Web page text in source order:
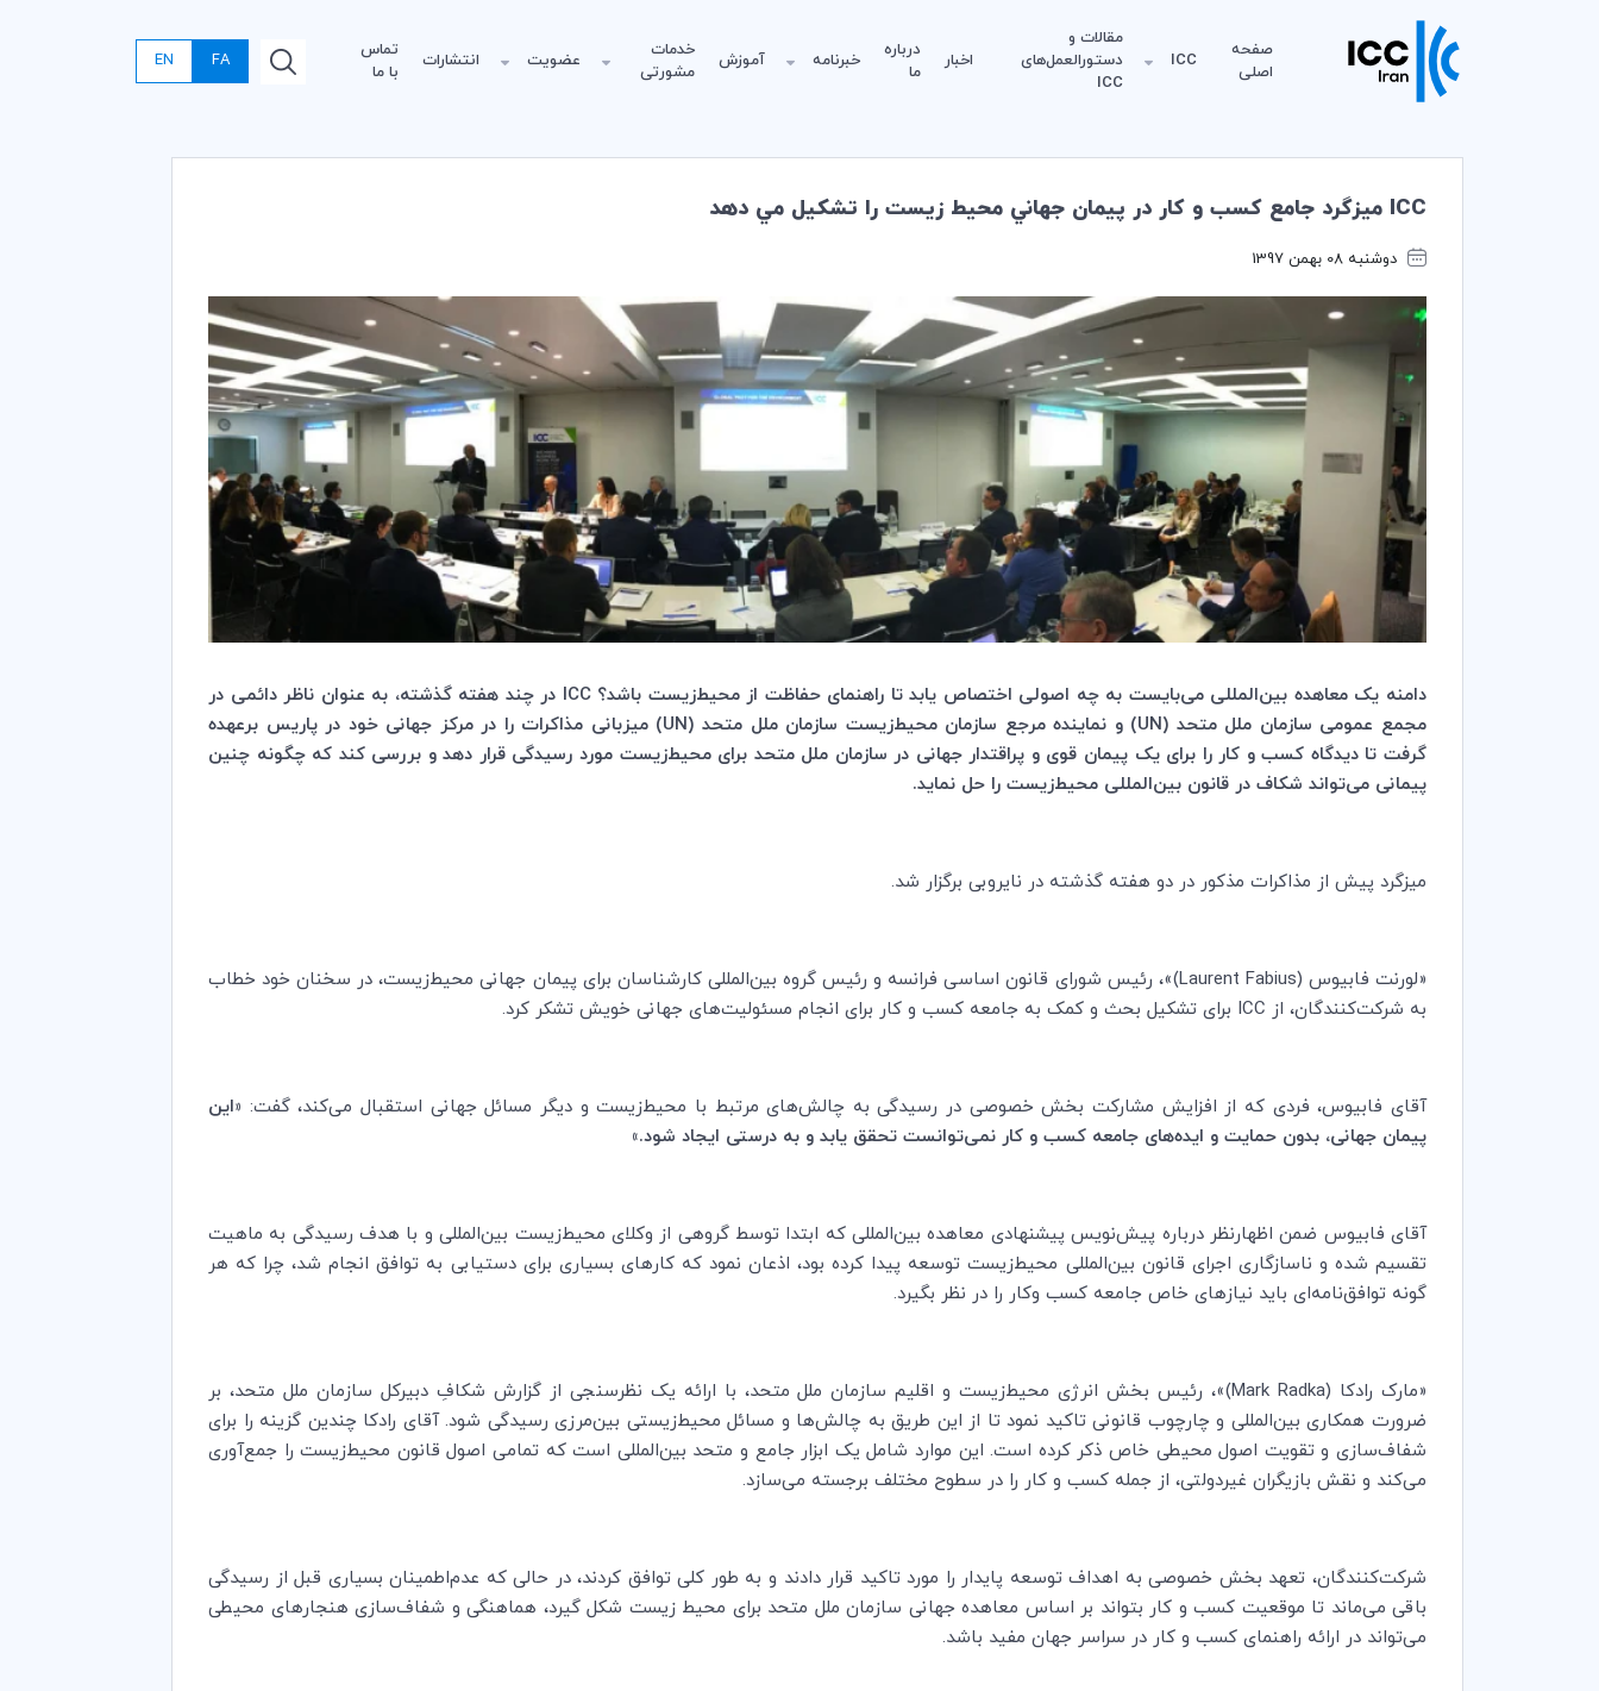
صفحه
اصلی
ICC
مقالات و
دستورالعمل‌های
ICC
اخبار
درباره
ما
خبرنامه آموزش
خدمات
مشورتی
عضویت انتشارات
تماس
با ما
FA
EN
ICC ميزگرد جامع كسب و كار در پيمان جهاني محيط زيست را تشكيل مي دهد
دوشنبه 08 بهمن 1397
دامنه یک معاهده بین‌المللی می‌بایست به چه اصولی اختصاص یابد تا راهنمای حفاظت از محیط‌زیست باشد؟ICC در چند هفته گذشته، به عنوان ناظر دائمی در
مجمع عمومی سازمان ملل متحد (UN) و نماینده مرجع سازمان محیط‌زیست سازمان ملل متحد (UN) میزبانی مذاکرات را در مركز جهانی خود در پاریس برعهده
گرفت تا دیدگاه کسب و کار را برای یک پیمان قوی و پراقتدار جهانی در سازمان ملل متحد برای محیط‌زیست مورد رسیدگی قرار دهد و بررسی ‌کند که چگونه چنین
پیمانی می‌تواند شکاف در قانون بین‌المللی محیط‌زیست را حل نماید.
میزگرد پیش از مذاکرات مذکور در دو هفته گذشته در نایروبی برگزار شد.
«لورنت فابیوس (Laurent Fabius)»، رئیس شورای قانون اساسی فرانسه و رئیس گروه بین‌المللی کارشناسان برای پیمان جهانی محیط‌زیست، در سخنان خود خطاب
به شرکت‌کنندگان، از ICC برای تشکیل بحث و کمک به جامعه کسب و کار برای انجام مسئولیت‌های جهانی خویش تشکر کرد.
آقای فابیوس، فردی که از افزایش مشارکت بخش خصوصی در رسیدگی به چالش‌های مرتبط با محیط‌زیست و دیگر مسائل جهانی استقبال می‌کند، گفت: «این
پیمان جهانی، بدون حمایت و ایده‌های جامعه کسب و کار نمی‌توانست تحقق یابد و به درستی ایجاد شود.»
آقای فابیوس ضمن اظهارنظر درباره پیش‌نویس پیشنهادی معاهده بین‌المللی که ابتدا توسط گروهی از وکلای محیط‌زیست بین‌المللی و با هدف رسیدگی به ماهیت
تقسیم شده و ناسازگاری اجرای قانون بین‌المللی محیط‌زیست توسعه پیدا کرده بود، اذعان نمود که کارهای بسیاری برای دستیابی به توافق انجام شد، چرا که هر
گونه توافق‌نامه‌ای باید نیازهای خاص جامعه کسب وکار را در نظر بگیرد.
«مارک رادکا (Mark Radka)»، رئیس بخش انرژی محیط‌زیست و اقلیم سازمان ملل متحد، با ارائه یک نظرسنجی از گزارش شکافِ دبیرکل سازمان ملل متحد، بر
ضرورت همکاری بین‌المللی و چارچوب قانونی تاکید نمود تا از این طریق به چالش‌ها و مسائل محیط‌زیستی بین‌مرزی رسیدگی شود. آقای رادکا چندین گزینه را برای
شفاف‌سازی و تقویت اصول محیطی خاص ذکر کرده است. این موارد شامل یک ابزار جامع و متحد بین‌المللی است که تمامی اصول قانون محیط‌زیست را جمع‌آوری
می‌کند و نقش بازیگران غیردولتی، از جمله کسب و کار را در سطوح مختلف برجسته می‌سازد.
شرکت‌کنندگان، تعهد بخش خصوصی به اهداف توسعه پایدار را مورد تاکید قرار دادند و به طور کلی توافق کردند، در حالی که عدم‌اطمینان بسیاری قبل از رسیدگی
باقی می‌ماند تا موقعیت کسب و کار بتواند بر اساس معاهده جهانی سازمان ملل متحد برای محیط زیست شکل گیرد، هماهنگی و شفاف‌سازی هنجارهای محیطی
می‌تواند در ارائه راهنمای کسب و کار در سراسر جهان مفید باشد.